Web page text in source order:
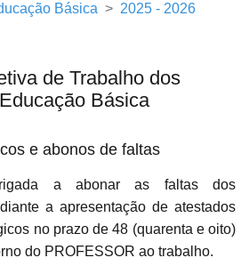
Básica
2025 - 2026
de Trabalho dos
Básica
e abonos de faltas
a abonar as faltas dos
a apresentação de atestados
no prazo de 48 (quarenta e oito)
do PROFESSOR ao trabalho.